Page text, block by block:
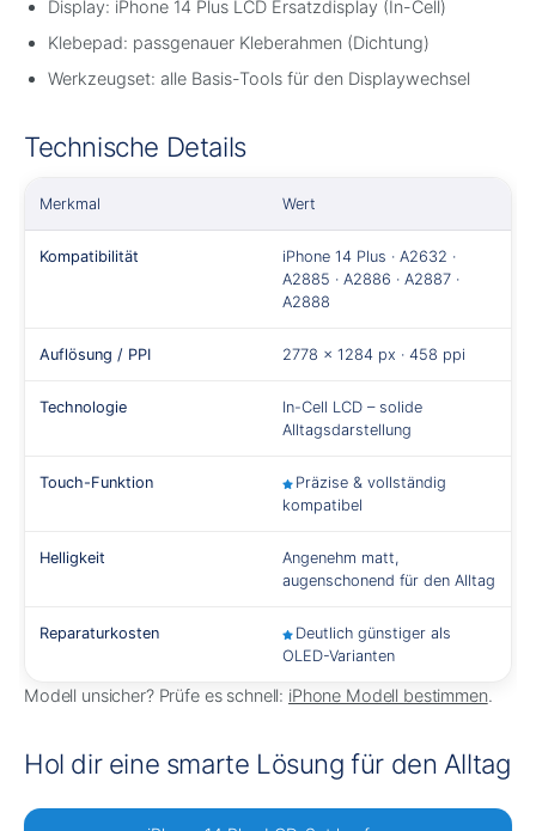
Display: iPhone 14 Plus LCD Ersatzdisplay (In-Cell)
Klebepad: passgenauer Kleberahmen (Dichtung)
Werkzeugset: alle Basis-Tools für den Displaywechsel
Technische Details
Merkmal Wert
Kompatibilität
iPhone 14 Plus · A2632 ·
A2885 · A2886 · A2887 ·
A2888
Auflösung / PPI 2778 × 1284 px · 458 ppi
Technologie
In-Cell LCD – solide
Alltagsdarstellung
Touch-Funktion
Präzise & vollständig
kompatibel
Helligkeit
Angenehm matt,
augenschonend für den Alltag
Reparaturkosten
Deutlich günstiger als
OLED-Varianten
Modell unsicher? Prüfe es schnell: iPhone Modell bestimmen.
Hol dir eine smarte Lösung für den Alltag